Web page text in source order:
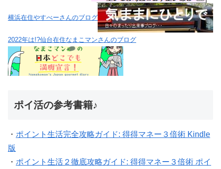
横浜在住やすべーさんのブログ
2022年は!?仙台在住なまこマンさんのブログ
ポイ活の参考書籍♪
・ ポイント生活完全攻略ガイド: 得得マネー３倍術 Kindle
版
・ ポイント生活２徹底攻略ガイド: 得得マネー３倍術 ポイ